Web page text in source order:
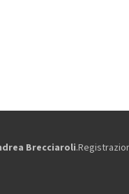
Brecciaroli